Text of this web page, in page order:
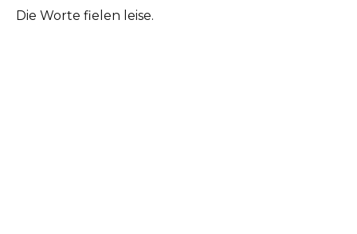
Die Worte fielen leise.